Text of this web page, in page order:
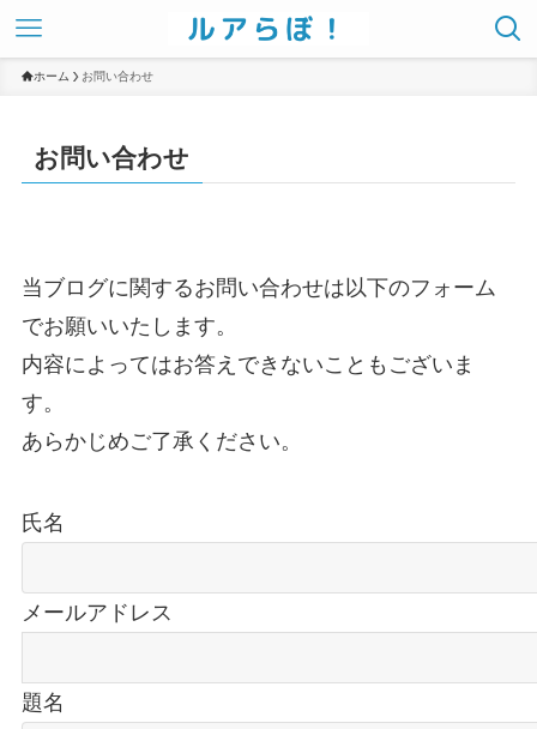
ホーム お問い合わせ
お問い合わせ
当ブログに関するお問い合わせは以下のフォーム
でお願いいたします。
内容によってはお答えできないこともございま
す。
あらかじめご了承ください。
氏名
メールアドレス
題名